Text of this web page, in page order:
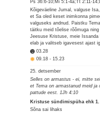
Ps 36:6-10;Mi 5:1-4a;Tt 2:11-
Kõigeväeline Jumal, valguse
et Sa oled keset inimkonna
valguseks andnud. Paistku
täitku meid tõelise rõõmuga
Jeesuse Kristuse, meie
elab ja valitseb igavesest ajast
03.28
09.18-15.23
25. detsember
Selles on armastus - ei, mitte
et Tema on armastanud meid ja
pattude eest. 1Jh 4:10
Kristuse sündimispüha ehk
Sõna sai lihaks